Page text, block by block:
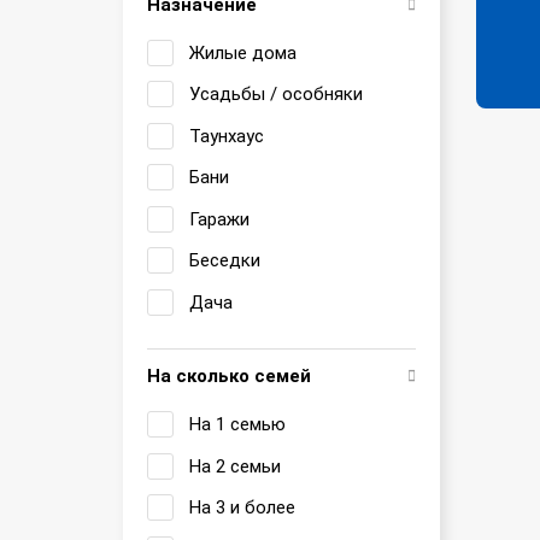
Жилые дома
Усадьбы / особняки
Таунхаус
Бани
Гаражи
Беседки
Дача
На сколько семей
На 1 семью
На 2 семьи
На 3 и более